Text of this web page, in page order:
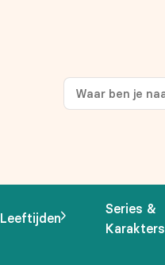
Leeftijden
Series &
Karakters